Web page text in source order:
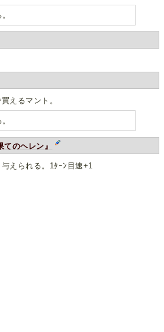
えるマント。
てのヘレン』
与えられる。1ﾀｰﾝ目速+1